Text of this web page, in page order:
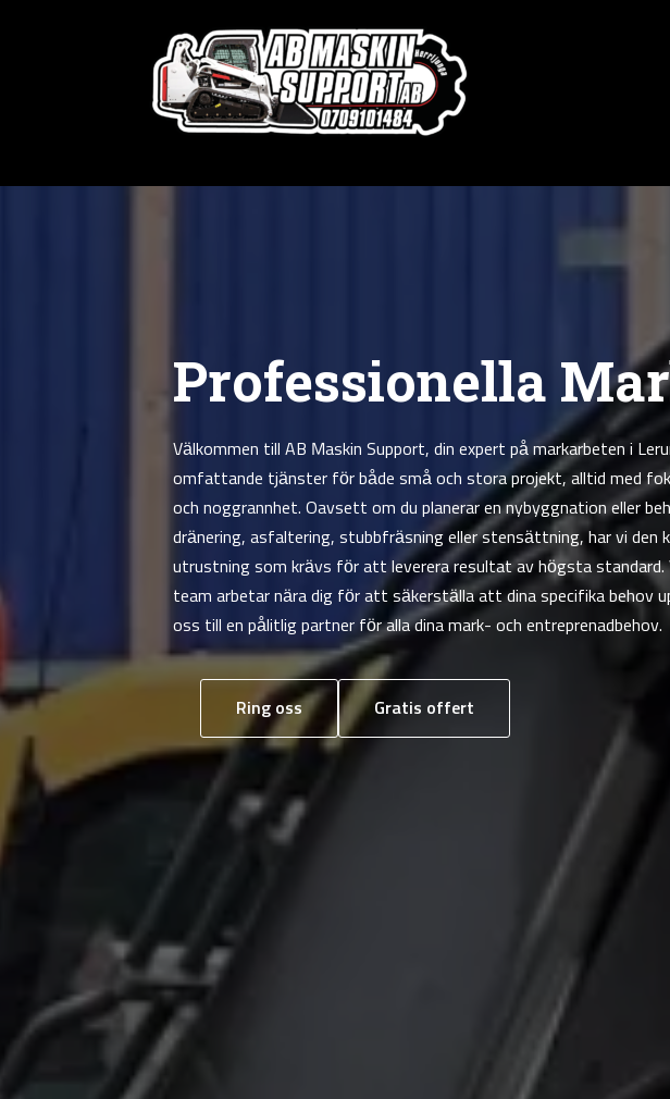
Professionella
Välkommen till AB Maskin Support, din expert på markarbeten i
omfattande tjänster för både små och stora projekt, alltid med
och noggrannhet. Oavsett om du planerar en nybyggnation eller
dränering, asfaltering, stubbfräsning eller stensättning, har vi den
utrustning som krävs för att leverera resultat av högsta standard.
team arbetar nära dig för att säkerställa att dina specifika behov
oss till en pålitlig partner för alla dina mark- och entreprenadbehov.
Ring oss Gratis offert